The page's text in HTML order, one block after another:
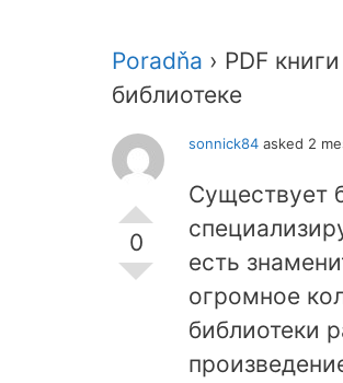
Poradňa › PDF
библиотеке
0
sonnick84 asked 2
Существует
есть
огромное
библиотеки